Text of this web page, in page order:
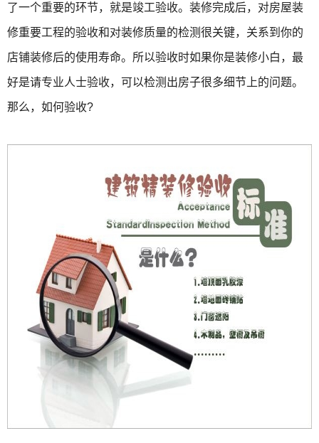
了一个重要的环节，就是竣工验收。装修完成后，对房屋装
修重要工程的验收和对装修质量的检测很关键，关系到你的
店铺装修后的使用寿命。所以验收时如果你是装修小白，最
好是请专业人士验收，可以检测出房子很多细节上的问题。
那么，如何验收?